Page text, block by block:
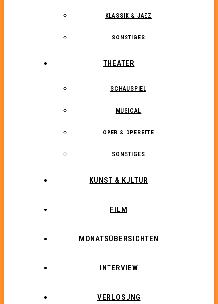
KLASSIK & JAZZ
SONSTIGES
THEATER
SCHAUSPIEL
MUSICAL
OPER & OPERETTE
SONSTIGES
KUNST & KULTUR
FILM
MONATSÜBERSICHTEN
INTERVIEW
VERLOSUNG